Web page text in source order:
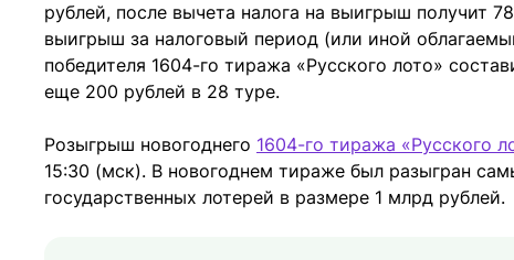
рублей, после вычета налога на выигрыш получит
выигрыш за налоговый период (или иной
победителя 1604-го тиража «Русского лото»
еще 200 рублей в 28 туре.
Розыгрыш новогоднего 1604-го тиража «Русского
15:30 (мск). В новогоднем тираже был разыгран
государственных лотерей в размере 1 млрд рублей.